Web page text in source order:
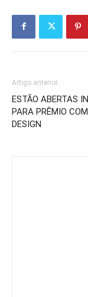
Artigo anterior
ESTÃO ABERTAS
PARA PRÊMIO
DESIGN